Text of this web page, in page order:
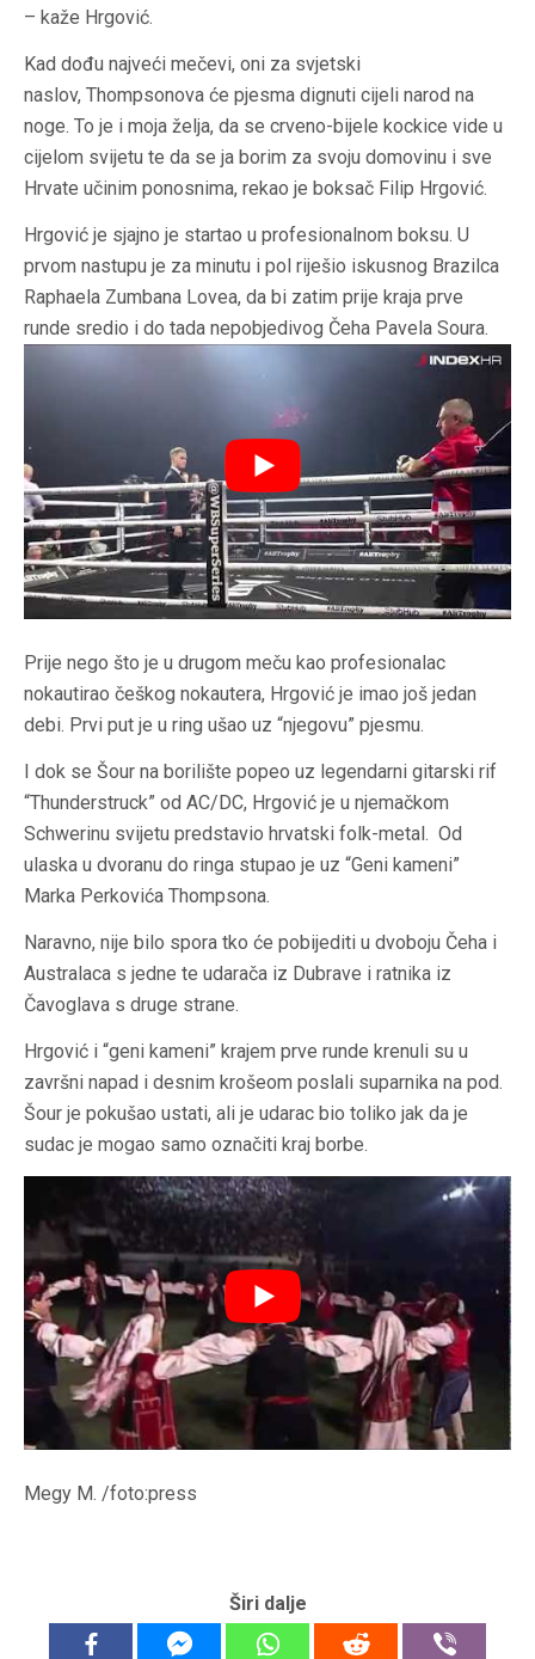
– kaže Hrgović.
Kad dođu najveći mečevi, oni za svjetski
naslov, Thompsonova će pjesma dignuti cijeli narod na
noge. To je i moja želja, da se crveno-bijele kockice vide u
cijelom svijetu te da se ja borim za svoju domovinu i sve
Hrvate učinim ponosnima, rekao je boksač Filip Hrgović.
Hrgović je sjajno je startao u profesionalnom boksu. U
prvom nastupu je za minutu i pol riješio iskusnog Brazilca
Raphaela Zumbana Lovea, da bi zatim prije kraja prve
runde sredio i do tada nepobjedivog Čeha Pavela Soura.
Prije nego što je u drugom meču kao profesionalac
nokautirao češkog nokautera, Hrgović je imao još jedan
debi. Prvi put je u ring ušao uz “njegovu” pjesmu.
I dok se Šour na borilište popeo uz legendarni gitarski rif
“Thunderstruck” od AC/DC, Hrgović je u njemačkom
Schwerinu svijetu predstavio hrvatski folk-metal. Od
ulaska u dvoranu do ringa stupao je uz “Geni kameni”
Marka Perkovića Thompsona.
Naravno, nije bilo spora tko će pobijediti u dvoboju Čeha i
Australaca s jedne te udarača iz Dubrave i ratnika iz
Čavoglava s druge strane.
Hrgović i “geni kameni” krajem prve runde krenuli su u
završni napad i desnim krošeom poslali suparnika na pod.
Šour je pokušao ustati, ali je udarac bio toliko jak da je
sudac je mogao samo označiti kraj borbe.
Megy M. /foto:press
Širi dalje